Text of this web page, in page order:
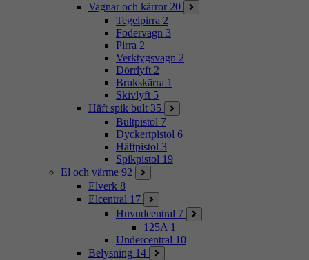
Vagnar och kärror 20
Tegelpirra 2
Fodervagn 3
Pirra 2
Verktygsvagn 2
Dörrlyft 2
Brukskärra 1
Skivlyft 5
Häft spik bult 35
Bultpistol 7
Dyckertpistol 6
Häftpistol 3
Spikpistol 19
El och värme 92
Elverk 8
Elcentral 17
Huvudcentral 7
125A 1
Undercentral 10
Belysning 14